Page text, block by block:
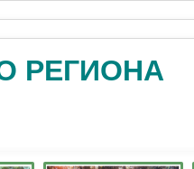
РЕГИОНА